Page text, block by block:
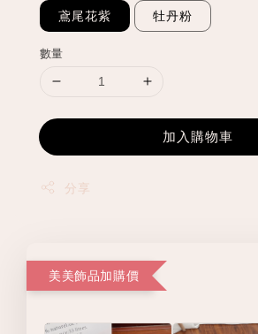
鳶尾花紫 牡丹粉
數量
加入購物車
分享
美美飾品加購價